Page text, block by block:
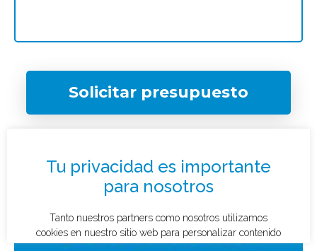
Solicitar presupuesto